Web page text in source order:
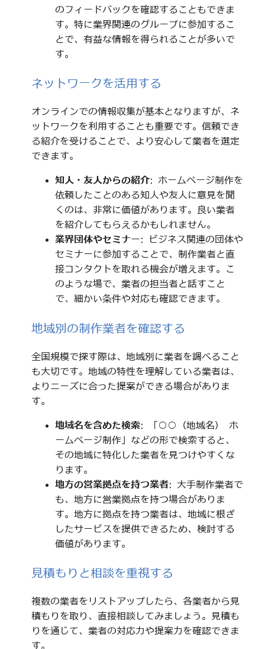
のフィードバックを確認することもできま
す。特に業界関連のグループに参加するこ
とで、有益な情報を得られることが多いで
す。
ネットワークを活用する
オンラインでの情報収集が基本となりますが、ネ
ットワークを利用することも重要です。信頼でき
る紹介を受けることで、より安心して業者を選定
できます。
知人・友人からの紹介: ホームページ制作を
依頼したことのある知人や友人に意見を聞
くのは、非常に価値があります。良い業者
を紹介してもらえるかもしれません。
業界団体やセミナー: ビジネス関連の団体や
セミナーに参加することで、制作業者と直
接コンタクトを取れる機会が増えます。こ
のような場で、業者の担当者と話すこと
で、細かい条件や対応も確認できます。
地域別の制作業者を確認する
全国規模で探す際は、地域別に業者を調べること
も大切です。地域の特性を理解している業者は、
よりニーズに合った提案ができる場合がありま
す。
地域名を含めた検索: 「○○（地域名） ホ
ームページ制作」などの形で検索すると、
その地域に特化した業者を見つけやすくな
ります。
地方の営業拠点を持つ業者: 大手制作業者で
も、地方に営業拠点を持つ場合がありま
す。地方に拠点を持つ業者は、地域に根ざ
したサービスを提供できるため、検討する
価値があります。
見積もりと相談を重視する
複数の業者をリストアップしたら、各業者から見
積もりを取り、直接相談してみましょう。見積も
りを通じて、業者の対応力や提案力を確認できま
す。